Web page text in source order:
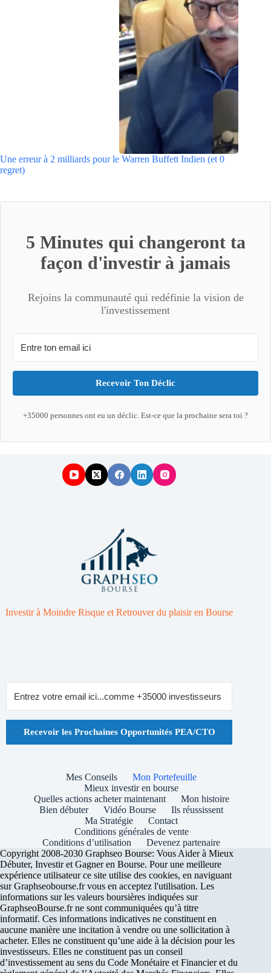
Une erreur à 2 milliards pour le Warren Buffett Indien (et 0
regret)
5 Minutes qui changeront ta
façon d'investir à jamais
Rejoins la communauté qui redéfinie la vision de
l'investissement
Recevoir Ton Déclic
+35000 personnes ont eu un déclic. Est-ce que la prochaine sera toi ?
Investir à Moindre Risque et Retrouver du plaisir en Bourse
Recevoir les Prochaines Opportunités PEA/CTO
Mes Conseils
Mon Portefeuille
Mieux investir en bourse
Quelles actions acheter maintenant
Mon histoire
Bien débuter
Vidéo Bourse
Ils réussissent
Ma Stratégie
Contact
Conditions générales de vente
Conditions d’utilisation
Devenez partenaire
Copyright 2008-2030 Graphseo Bourse: Vous Aider à Mieux
Débuter, Investir et Gagner en Bourse. Pour une meilleure
expérience utilisateur ce site utilise des cookies, en naviguant
sur Graphseobourse.fr vous en acceptez l'utilisation. Les
informations sur les valeurs boursières indiquées sur
GraphseoBourse.fr ne sont communiquées qu’à titre
informatif. Ces informations indicatives ne constituent en
aucune manière une incitation à vendre ou une sollicitation à
acheter. Elles ne constituent qu’une aide à la décision pour les
investisseurs. Elles ne constituent pas un conseil
d’investissement au sens du Code Monétaire et Financier et du